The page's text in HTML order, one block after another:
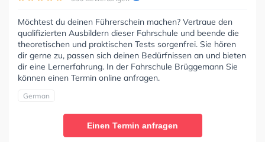
Möchtest du deinen Führerschein machen? Vertraue den
qualifizierten Ausbildern dieser Fahrschule und beende die
theoretischen und praktischen Tests sorgenfrei. Sie hören
dir gerne zu, passen sich deinen Bedürfnissen an und bieten
dir eine Lernerfahrung. In der Fahrschule Brüggemann Sie
können einen Termin online anfragen.
German
Einen Termin anfragen